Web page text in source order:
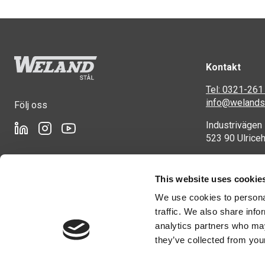
This website uses
We use cookies to
traffic. We also share
analytics partners who
they’ve collected from
Följ oss
Kontakt
Tel: 0321-261
Industrivägen
523 90